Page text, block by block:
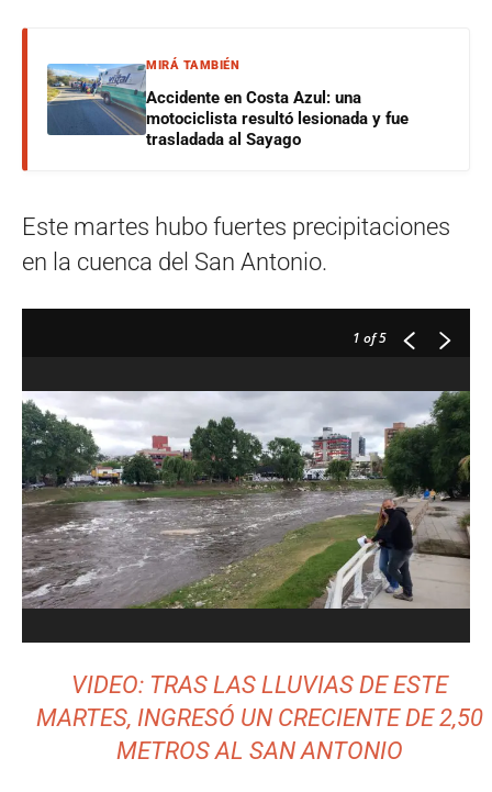
MIRÁ TAMBIÉN
Accidente en Costa Azul: una
motociclista resultó lesionada y fue
trasladada al Sayago
Este martes hubo fuertes precipitaciones
en la cuenca del San Antonio.
1 of 5
VIDEO: TRAS LAS LLUVIAS DE ESTE
MARTES, INGRESÓ UN CRECIENTE DE 2,50
METROS AL SAN ANTONIO